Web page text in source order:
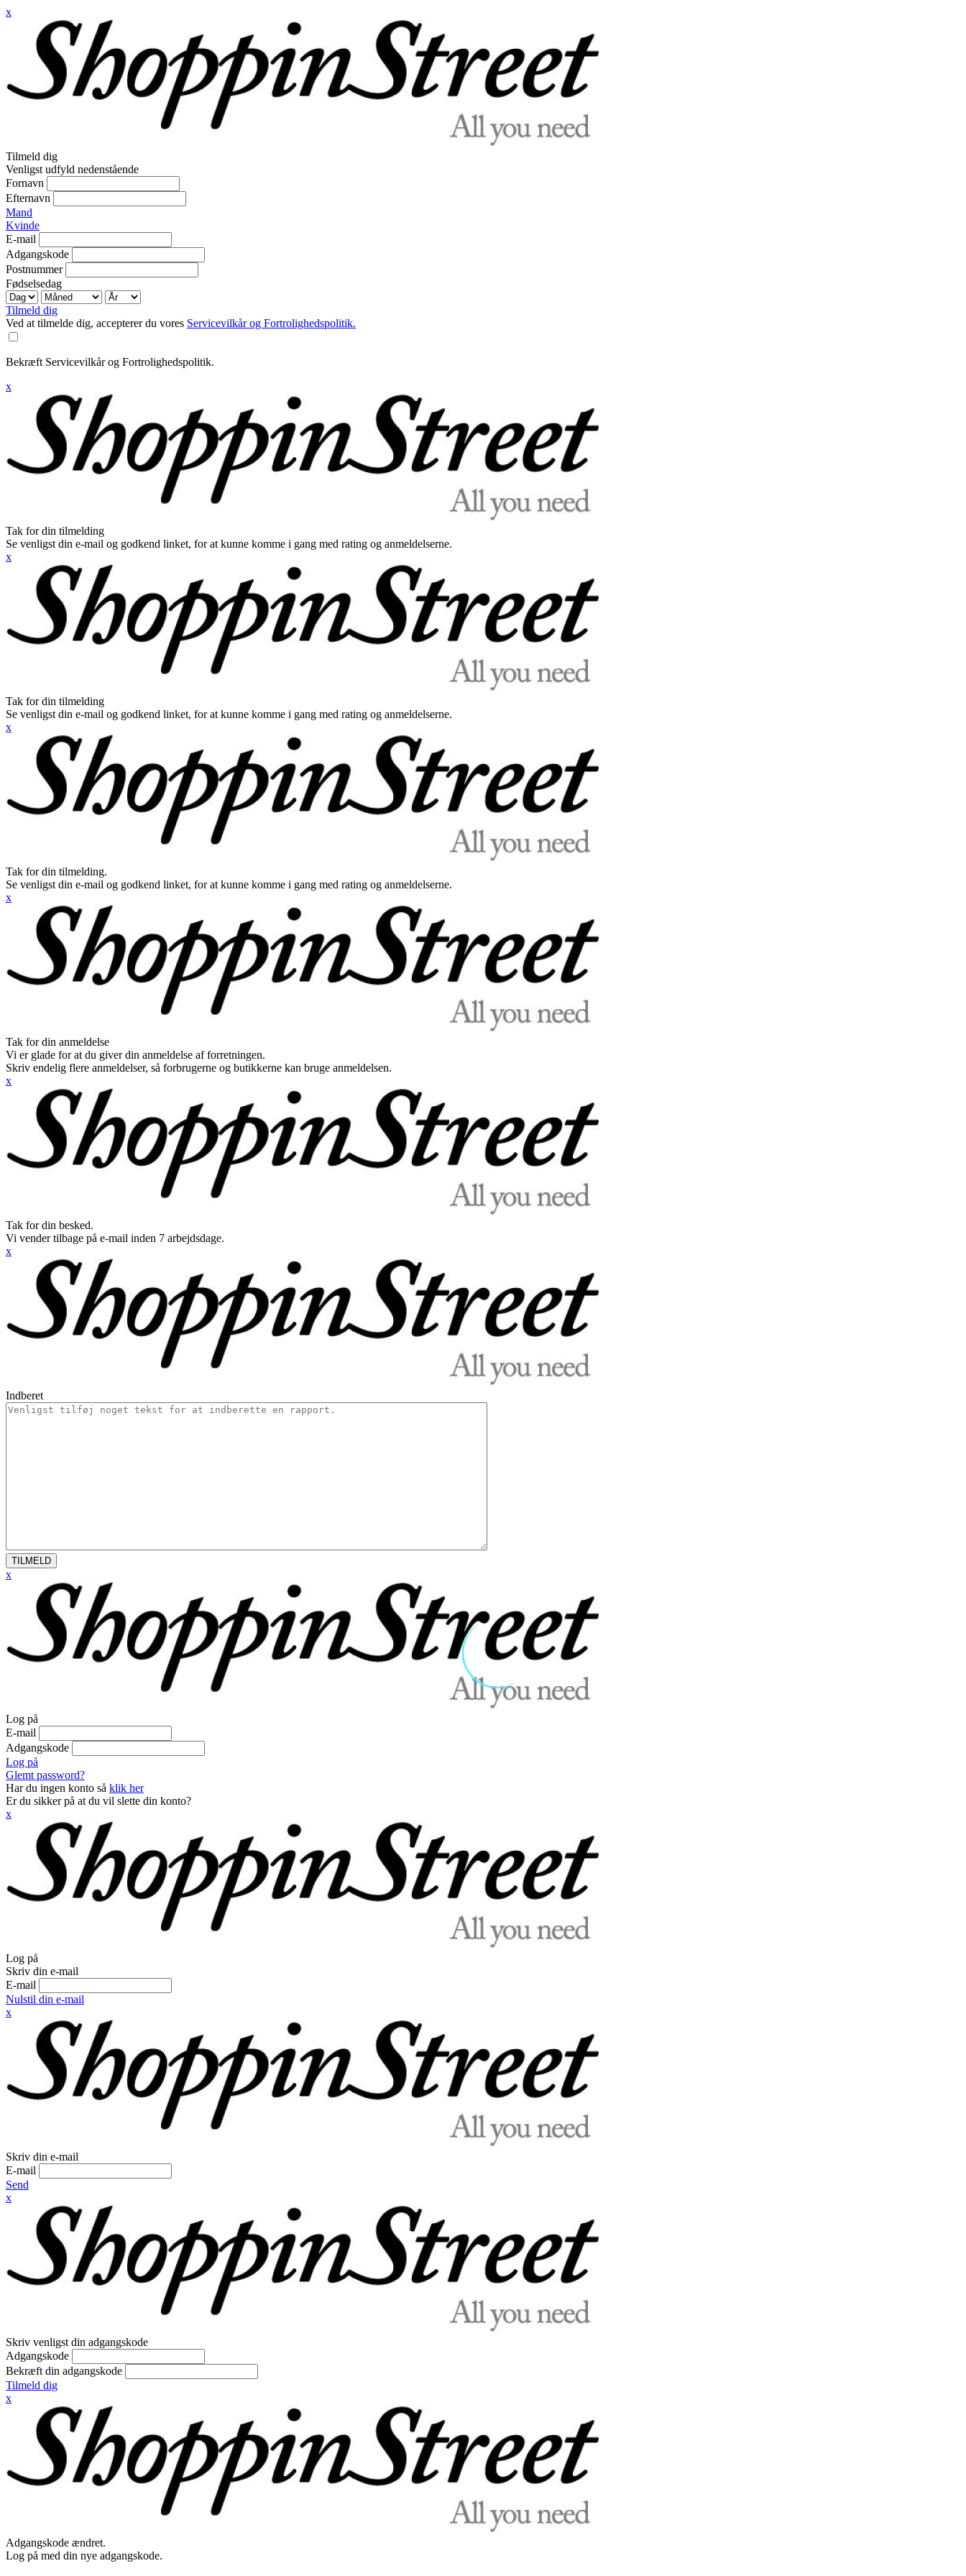
x
Tilmeld dig
Venligst udfyld nedenstående
Fornavn
Efternavn
Mand
Kvinde
E-mail
Adgangskode
Postnummer
Fødselsedag
Tilmeld dig
Ved at tilmelde dig, accepterer du vores Servicevilkår og Fortrolighedspolitik.
Bekræft Servicevilkår og Fortrolighedspolitik.
x
Tak for din tilmelding
Se venligst din e-mail og godkend linket, for at kunne komme i gang med rating og anmeldelserne.
x
Tak for din tilmelding
Se venligst din e-mail og godkend linket, for at kunne komme i gang med rating og anmeldelserne.
x
Tak for din tilmelding.
Se venligst din e-mail og godkend linket, for at kunne komme i gang med rating og anmeldelserne.
x
Tak for din anmeldelse
Vi er glade for at du giver din anmeldelse af forretningen.
Skriv endelig flere anmeldelser, så forbrugerne og butikkerne kan bruge anmeldelsen.
x
Tak for din besked.
Vi vender tilbage på e-mail inden 7 arbejdsdage.
x
Indberet
TILMELD
x
Log på
E-mail
Adgangskode
Log på
Glemt password?
Har du ingen konto så klik her
Er du sikker på at du vil slette din konto?
x
Log på
Skriv din e-mail
E-mail
Nulstil din e-mail
x
Skriv din e-mail
E-mail
Send
x
Skriv venligst din adgangskode
Adgangskode
Bekræft din adgangskode
Tilmeld dig
x
Adgangskode ændret.
Log på med din nye adgangskode.